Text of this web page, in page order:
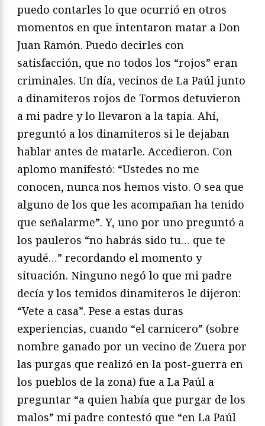
puedo contarles lo que ocurrió en otros
momentos en que intentaron matar a Don
Juan Ramón. Puedo decirles con
satisfacción, que no todos los “rojos” eran
criminales. Un día, vecinos de La Paúl junto
a dinamiteros rojos de Tormos detuvieron
a mi padre y lo llevaron a la tapia. Ahí,
preguntó a los dinamiteros si le dejaban
hablar antes de matarle. Accedieron. Con
aplomo manifestó: “Ustedes no me
conocen, nunca nos hemos visto. O sea que
alguno de los que les acompañan ha tenido
que señalarme”. Y, uno por uno preguntó a
los pauleros “no habrás sido tu… que te
ayudé…” recordando el momento y
situación. Ninguno negó lo que mi padre
decía y los temidos dinamiteros le dijeron:
“Vete a casa”. Pese a estas duras
experiencias, cuando “el carnicero” (sobre
nombre ganado por un vecino de Zuera por
las purgas que realizó en la post-guerra en
los pueblos de la zona) fue a La Paúl a
preguntar “a quien había que purgar de los
malos” mi padre contestó que “en La Paúl